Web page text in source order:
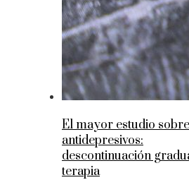
El mayor estudio sobre
antidepresivos:
descontinuación
terapia